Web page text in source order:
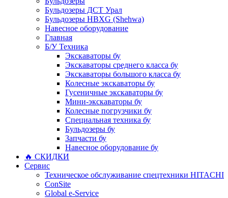
Бульдозеры ДСТ Урал
Бульдозеры HBXG (Shehwa)
Навесное оборудование
Главная
Б/У Техника
Экскаваторы бу
Экскаваторы среднего класса бу
Экскаваторы большого класса бу
Колесные экскаваторы бу
Гусеничные экскаваторы бу
Мини-экскаваторы бу
Колесные погрузчики бу
Специальная техника бу
Бульдозеры бу
Запчасти бу
Навесное оборудование бу
🔥 СКИДКИ
Сервис
Техническое обслуживание спецтехники HITACHI
ConSite
Global e-Service